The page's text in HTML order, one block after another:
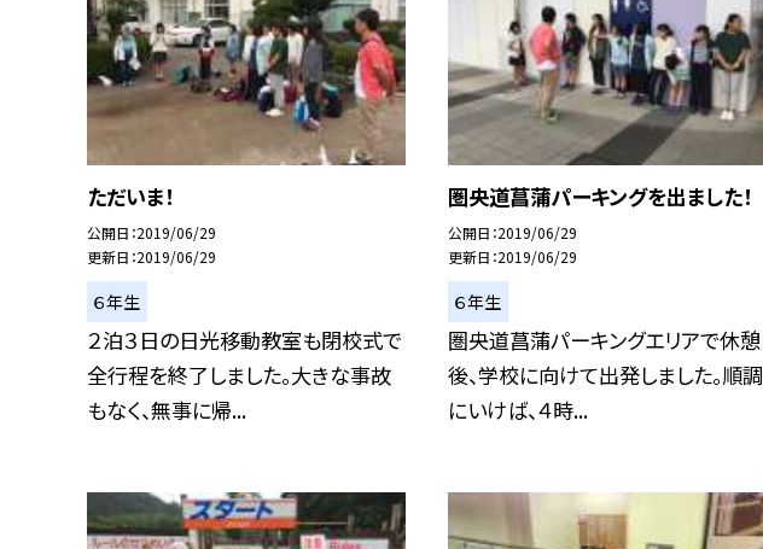
ただいま！
公開日 2019/06/29
更新日 2019/06/29
６年生
２泊３日の日光移動教室も閉校式で
全行程を終了しました。大きな事故
もなく、無事に帰...
圏央道菖蒲パーキングを出ました！
公開日 2019/06/29
更新日 2019/06/29
６年生
圏央道菖蒲パーキングエリアで休憩
後、学校に向けて出発しました。順調
にいけば、４時...